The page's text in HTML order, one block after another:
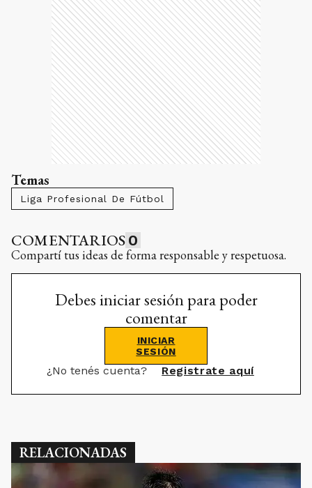
Temas
Liga Profesional De Fútbol
COMENTARIOS 0
Compartí tus ideas de forma responsable y respetuosa.
Debes iniciar sesión para poder
comentar
INICIAR
SESIÓN
¿No tenés cuenta? Registrate aquí
RELACIONADAS